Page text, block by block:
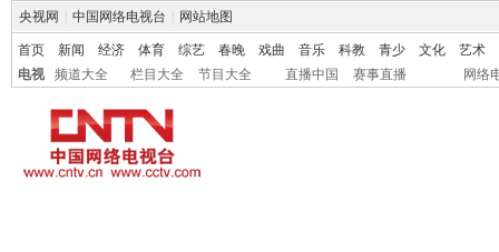
央视网 中国网络电视台 网站地图
首页 新闻 经济 体育 综艺 春晚 戏曲 音乐 科教 青少 文化
艺术
电视
频道大全 栏目大全 节目大全 直播中国 赛事直播 网络